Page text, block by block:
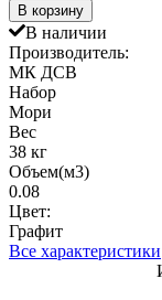
В корзину
В наличии
Производитель:
МК ДСВ
Набор
Мори
Вес
38 кг
Объем(м3)
0.08
Цвет:
Графит
Все характеристики